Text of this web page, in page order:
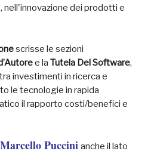
nell'innovazione dei prodotti e
scrisse le sezioni
e la Tutela Del Software,
investimenti in ricerca e
le tecnologie in rapida
il rapporto costi/benefici e
Marcello Puccini anche il lato